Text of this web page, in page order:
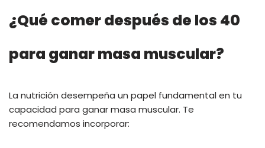
¿Qué comer después de los 40
para ganar masa muscular?
La nutrición desempeña un papel fundamental en tu
capacidad para ganar masa muscular. Te
recomendamos incorporar: